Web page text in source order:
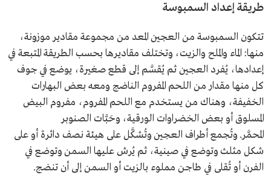
طريقة إعداد السمبوسة
تتكون السمبوسة من العجين المعد من مجموعة مقادير موزونة،
منها: الماء والملح والزيت، وتختلف مقاديرها بحسب الطريقة المتبعة في
إعدادها، يُفرد العجين ثم يُقسَّم إلى قطع صغيرة، يوضع في جوف
كل منها مقدار من اللحم المفروم الناضج ومعه بعض البهارات
الخفيفة، وهناك من يستخدم مع اللحم المفروم، مفروم البيض
المسلوق أو بعض الخضراوات الورقية، وحَبَّات الصنوبر
المحمَّر. وتُجمع أطراف العجين وتُشكَّل على هيئة نصف دائرة أو على
شكل مثلث وتوضع في صينية، ثم يُرش عليها السمن وتوضع في
الفرن أو تُقلى في طاجن مملوء بالزيت أو السمن إلى أن تنضج.